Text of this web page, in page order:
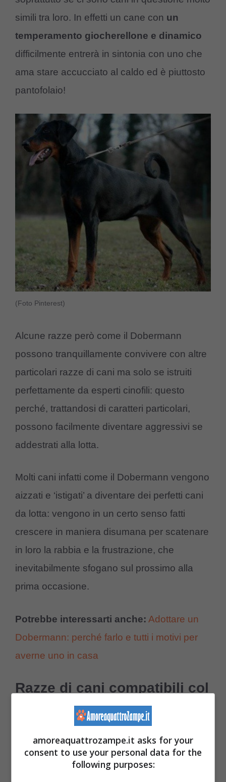
simili tra loro. In effetti un cane con un
temperamento giocherellone e dinamico
difficilmente entrerà in sintonia con uno che
ama stare accucciato al caldo ed è piuttosto
pantofolaio!
(Foto Pinterest)
Alcune razze però come il Dobermann
possono tranquillamente convivere con altre
particolari razze di cani ma solo se istruiti
perfettamente da esperti cinofili: questo
perché, trattandosi di caratteri particolari,
possono facilmente diventare aggressivi se
addestrati alla lotta.
Molti cani infatti come il Dobermann vengono
aizzati e ‘istigati’ a diventare dei perfetti cani
da lotta: vengono in un certo senso fatti
crescere in maniera disumana per scatenare
in loro la rabbia e la frustrazione, che
inevitabilmente sfogano sul prossimo alla
prima occasione.
Potrebbe interessarti anche: Adottare un
Dobermann: perché farlo e tutti i motivi per
averne uno in casa
Razze di cani compatibili col
Dobermann: quali sono e
perché sceglierle
Quali sono quelle razze di cani che possono
convivere tranquillamente colDobermann
amoreaquattrozampe.it asks for your
consent to use your personal data for the
following purposes: